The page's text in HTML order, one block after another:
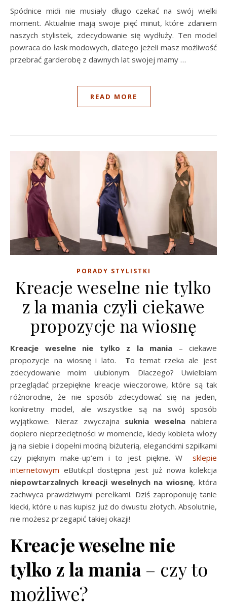
Spódnice midi nie musiały długo czekać na swój wielki
moment. Aktualnie mają swoje pięć minut, które zdaniem
naszych stylistek, zdecydowanie się wydłuży. Ten model
powraca do łask modowych, dlatego jeżeli masz możliwość
przebrać garderobę z dawnych lat swojej mamy …
READ MORE
PORADY STYLISTKI
Kreacje weselne nie tylko
z la mania czyli ciekawe
propozycje na wiosnę
Kreacje weselne nie tylko z la mania – ciekawe
propozycje na wiosnę i lato. To temat rzeka ale jest
zdecydowanie moim ulubionym. Dlaczego? Uwielbiam
przeglądać przepiękne kreacje wieczorowe, które są tak
różnorodne, że nie sposób zdecydować się na jeden,
konkretny model, ale wszystkie są na swój sposób
wyjątkowe. Nieraz zwyczajna suknia weselna nabiera
dopiero nieprzeciętności w momencie, kiedy kobieta włoży
ją na siebie i dopełni modną biżuterią, eleganckimi szpilkami
czy pięknym make-up’em i to jest piękne. W sklepie
internetowym eButik.pl dostępna jest już nowa kolekcja
niepowtarzalnych kreacji weselnych na wiosnę, która
zachwyca prawdziwymi perełkami. Dziś zaproponuję tanie
kiecki, które u nas kupisz już do dwustu złotych. Absolutnie,
nie możesz przegapić takiej okazji!
Kreacje weselne nie
tylko z la mania – czy to
możliwe?